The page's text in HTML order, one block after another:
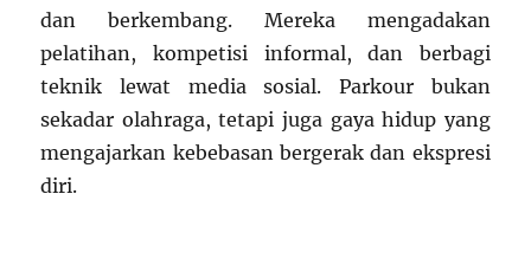
dan berkembang. Mereka mengadakan
pelatihan, kompetisi informal, dan berbagi
teknik lewat media sosial. Parkour bukan
sekadar olahraga, tetapi juga gaya hidup yang
mengajarkan kebebasan bergerak dan ekspresi
diri.